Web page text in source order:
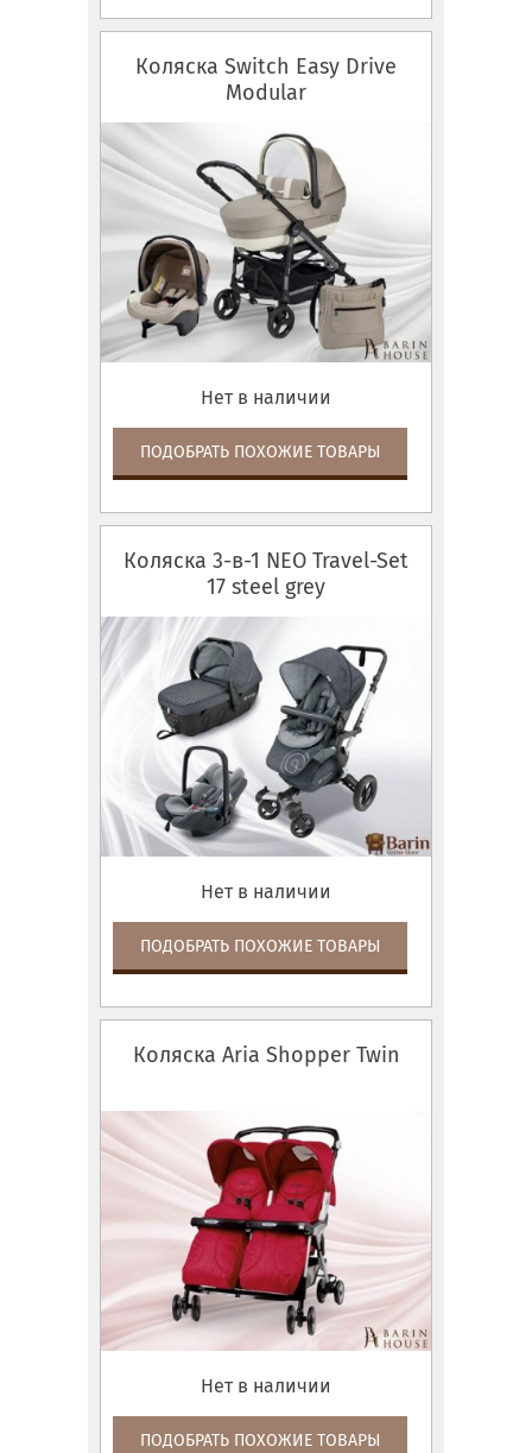
Коляска Switch Easy Drive
Modular
Нет в наличии
ПОДОБРАТЬ ПОХОЖИЕ ТОВАРЫ
Коляска 3-в-1 NEO Travel-Set
17 steel grey
Нет в наличии
ПОДОБРАТЬ ПОХОЖИЕ ТОВАРЫ
Коляска Aria Shopper Twin
Нет в наличии
ПОДОБРАТЬ ПОХОЖИЕ ТОВАРЫ